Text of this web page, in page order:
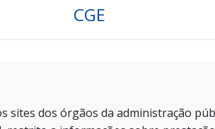
CGE
sites dos órgãos da administração